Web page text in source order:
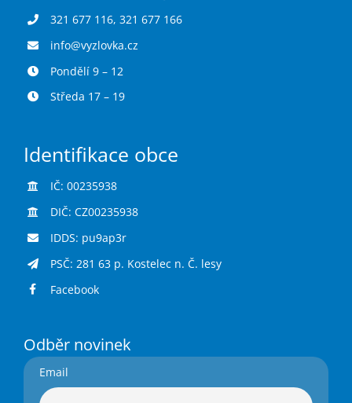
321 677 116, 321 677 166
info@vyzlovka.cz
Pondělí 9 – 12
Středa 17 – 19
Identifikace obce
IČ: 00235938
DIČ: CZ00235938
IDDS: pu9ap3r
PSČ: 281 63 p. Kostelec n. Č. lesy
Facebook
Odběr novinek
Email